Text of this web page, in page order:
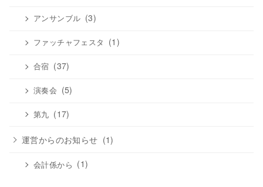
アンサンブル (3)
ファッチャフェスタ (1)
合宿 (37)
演奏会 (5)
第九 (17)
運営からのお知らせ (1)
会計係から (1)